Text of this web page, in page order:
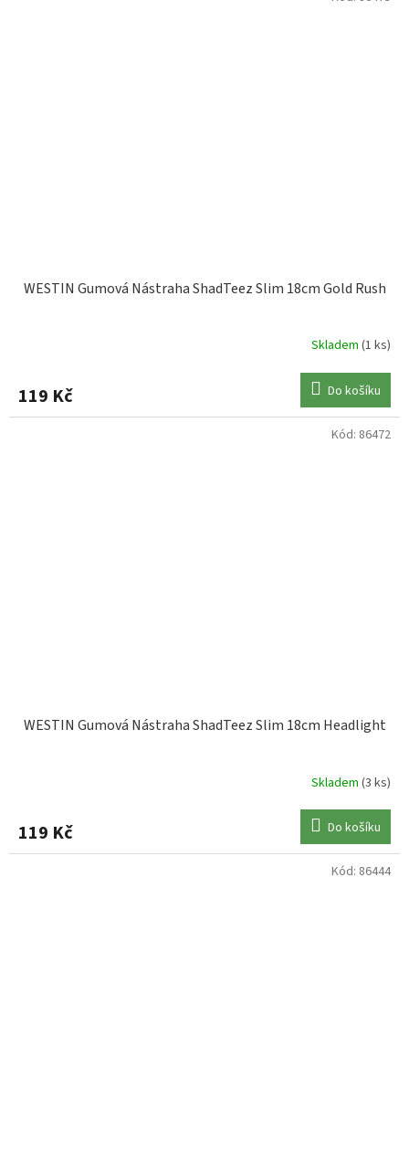
WESTIN Gumová Nástraha ShadTeez Slim 18cm Gold Rush
Skladem (1 ks)
119 Kč Do košíku
WESTIN Gumová Nástraha ShadTeez Slim 18cm Headlight
Skladem (3 ks)
119 Kč Do košíku
Kód: 86472
Kód: 86444